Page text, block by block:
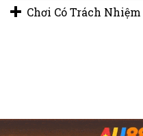
Chơi Có Trách Nhiệm